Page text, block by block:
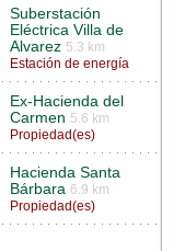
Suberstación
Eléctrica Villa de
Alvarez 5.3 km
Estación de energía
Ex-Hacienda del
Carmen 5.6 km
Propiedad(es)
Hacienda Santa
Bárbara 6.9 km
Propiedad(es)